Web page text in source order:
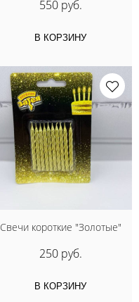
550 руб.
В КОРЗИНУ
Свечи короткие "Золотые"
250 руб.
В КОРЗИНУ